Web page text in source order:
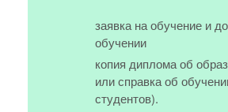
заявка на обучение и
обучении
копия диплома об
или справка об
студентов).